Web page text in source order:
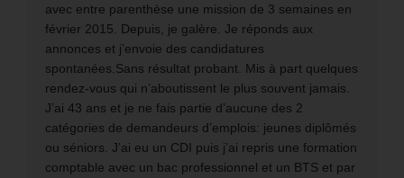
avec entre parenthèse une mission de 3 semaines en
février 2015. Depuis, je galère. Je réponds aux
annonces et j’envoie des candidatures
spontanées.Sans résultat probant. Mis à part quelques
rendez-vous qui n’aboutissent le plus souvent jamais.
J’ai 43 ans et je ne fais partie d’aucune des 2
catégories de demandeurs d’emplois: jeunes diplômés
ou séniors. J’ai eu un CDI puis j’ai repris une formation
comptable avec un bac professionnel et un BTS et par